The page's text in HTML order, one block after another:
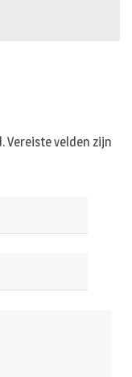
Vereiste velden zijn